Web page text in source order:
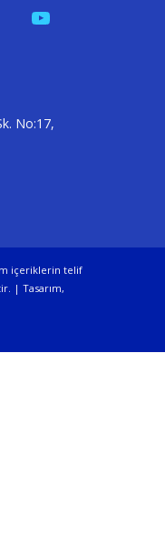
YouTube
No:17,
içeriklerin telif
| Tasarım,